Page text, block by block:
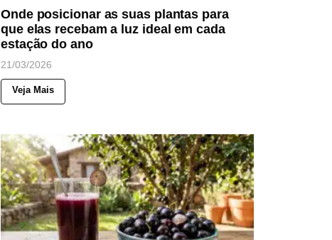
Onde posicionar as suas plantas para
que elas recebam a luz ideal em cada
estação do ano
21/03/2026
Veja Mais